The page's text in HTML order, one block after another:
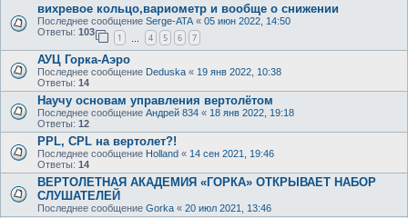
вихревое кольцо,вариометр и вообще о снижении
Последнее сообщение Serge-ATA « 05 июн 2022, 14:50
Ответы: 103
1 4 5 6 7
АУЦ Горка-Аэро
Последнее сообщение Deduska « 19 янв 2022, 10:38
Ответы: 14
Научу основам управления вертолётом
Последнее сообщение Андрей 834 « 18 янв 2022, 19:18
Ответы: 12
PPL, CPL на вертолет?!
Последнее сообщение Holland « 14 сен 2021, 19:46
Ответы: 14
ВЕРТОЛЕТНАЯ АКАДЕМИЯ «ГОРКА» ОТКРЫВАЕТ НАБОР
СЛУШАТЕЛЕЙ
Последнее сообщение Gorka « 20 июл 2021, 13:46